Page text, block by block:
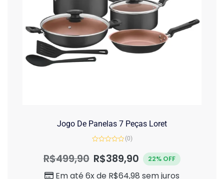
Jogo De Panelas 7 Peças Loret
de
(0)
R$499,90 R$389,90 22% OFF
Em até 6x de R$64,98 sem juros